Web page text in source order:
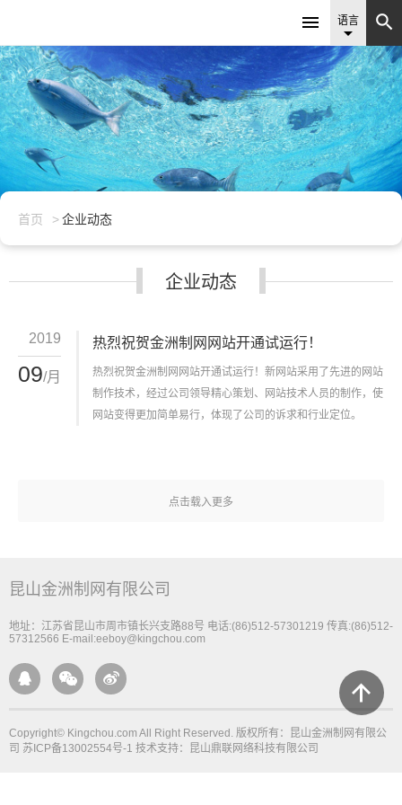
 语言
 
首页 企业动态
企业动态
2019
09/月
热烈祝贺金洲制网网站开通试运行！
热烈祝贺金洲制网网站开通试运行！新网站采用了先进的网站
制作技术，经过公司领导精心策划、网站技术人员的制作，使
网站变得更加简单易行，体现了公司的诉求和行业定位。
点击载入更多
昆山金洲制网有限公司
地址：江苏省昆山市周市镇长兴支路88号 电话:(86)512-57301219 传真:(86)512-
57312566 E-mail:eeboy@kingchou.com
  
Copyright© Kingchou.com All Right Reserved. 版权所有：昆山金洲制网有限公
司 苏ICP备13002554号-1 技术支持：昆山鼎联网络科技有限公司
